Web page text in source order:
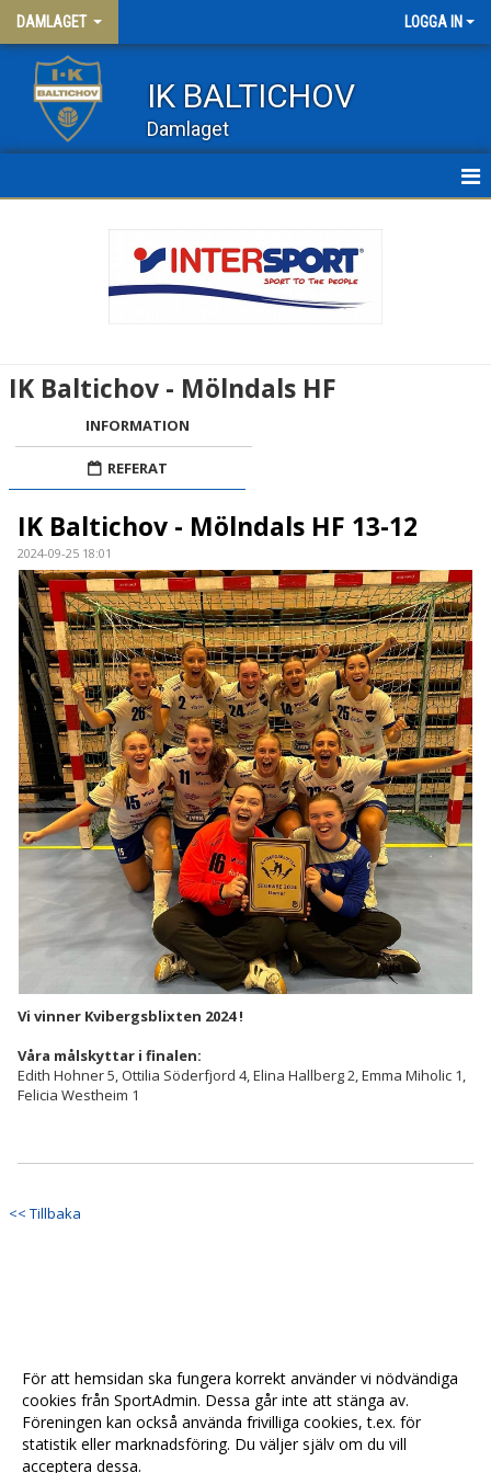
DAMLAGET LOGGA IN
IK BALTICHOV
Damlaget
IK Baltichov - Mölndals HF
INFORMATION
REFERAT
IK Baltichov - Mölndals HF 13-12
2024-09-25 18:01
Vi vinner Kvibergsblixten 2024 !
Våra målskyttar i finalen:
Edith Hohner 5, Ottilia Söderfjord 4, Elina Hallberg 2, Emma Miholic 1,
Felicia Westheim 1
<< Tillbaka
För att hemsidan ska fungera korrekt använder vi nödvändiga
cookies från SportAdmin. Dessa går inte att stänga av.
Föreningen kan också använda frivilliga cookies, t.ex. för
statistik eller marknadsföring. Du väljer själv om du vill
acceptera dessa.